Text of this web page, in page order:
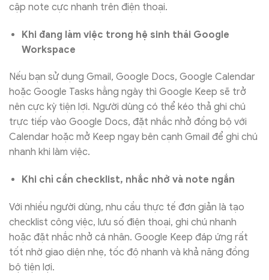
cập note cực nhanh trên điện thoại.
Khi đang làm việc trong hệ sinh thái Google
Workspace
Nếu bạn sử dụng Gmail, Google Docs, Google Calendar
hoặc Google Tasks hằng ngày thì Google Keep sẽ trở
nên cực kỳ tiện lợi. Người dùng có thể kéo thả ghi chú
trực tiếp vào Google Docs, đặt nhắc nhở đồng bộ với
Calendar hoặc mở Keep ngay bên cạnh Gmail để ghi chú
nhanh khi làm việc.
Khi chỉ cần checklist, nhắc nhở và note ngắn
Với nhiều người dùng, nhu cầu thực tế đơn giản là tạo
checklist công việc, lưu số điện thoại, ghi chú nhanh
hoặc đặt nhắc nhở cá nhân. Google Keep đáp ứng rất
tốt nhờ giao diện nhẹ, tốc độ nhanh và khả năng đồng
bộ tiện lợi.